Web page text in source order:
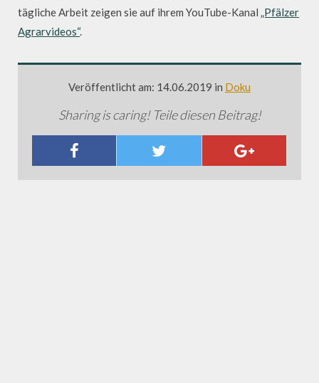
tägliche Arbeit zeigen sie auf ihrem YouTube-Kanal „Pfälzer
Agrarvideos“.
Veröffentlicht am: 14.06.2019 in Doku
Sharing is caring! Teile diesen Beitrag!